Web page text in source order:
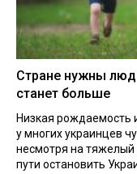
Стране нужны
станет больше
Низкая рождаемость
у многих украинцев
несмотря на тяжелый
пути остановить